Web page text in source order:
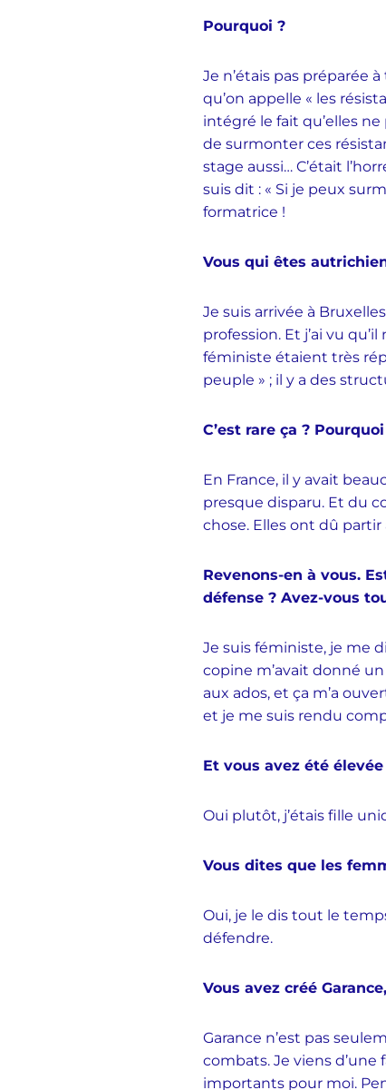
Pourquoi ?
Je n’étais pas préparée
qu’on appelle « les
intégré le fait qu’elles
de surmonter ces
stage aussi… C’était
suis dit : « Si je peux
formatrice !
Vous qui êtes
Je suis arrivée à
profession. Et j’ai vu
féministe étaient très
peuple » ; il y a des
C’est rare ça ?
En France, il y avait
presque disparu. Et du
chose. Elles ont dû partir
Revenons-en à vous.
défense ? Avez-vous
Je suis féministe, je me
copine m’avait donné
aux ados, et ça m’a
et je me suis rendu
Et vous avez été
Oui plutôt, j’étais fille
Vous dites que les
Oui, je le dis tout le
défendre.
Vous avez créé
Garance n’est pas
combats. Je viens
importants pour moi.